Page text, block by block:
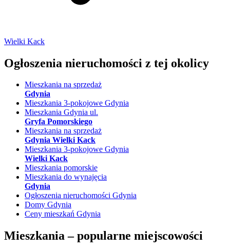
Wielki Kack
Ogłoszenia nieruchomości z tej okolicy
Mieszkania na sprzedaż
Gdynia
Mieszkania 3-pokojowe Gdynia
Mieszkania Gdynia ul.
Gryfa Pomorskiego
Mieszkania na sprzedaż
Gdynia Wielki Kack
Mieszkania 3-pokojowe Gdynia
Wielki Kack
Mieszkania pomorskie
Mieszkania do wynajęcia
Gdynia
Ogłoszenia nieruchomości Gdynia
Domy Gdynia
Ceny mieszkań Gdynia
Mieszkania –popularne miejscowości